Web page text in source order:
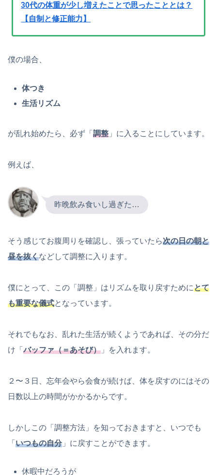
30代の体重が少し増えたことで思ったこととは？
【自制と修正能力】
僕の場合、
体つき
生活リズム
が乱れ始めたら、必ず「 調整 」に入ることにしています。
例えば、
昨晩飲み食いし過ぎた…
そう感じてお腹周りを確認し、張っていたら次の日の朝と
昼を抜くなどして調整に入ります。
僕にとって、この「調整」はリズムを取り戻すためにとて
も重要な儀式となっています。
それでもなお、乱れた生活が続くようであれば、その分だ
け「バッファ（＝あそび） 」を入れます。
２〜３日、忘年会やら会食が続けば、体を戻すのにはその
日数以上の時間がかかるからです。
しかしこの「調整方法」を知っておきますと、いつでも
「 いつもの自分」に戻すことができます。
休暇中だろうが